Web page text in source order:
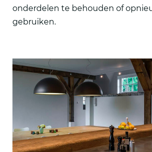
onderdelen te behouden of
gebruiken.